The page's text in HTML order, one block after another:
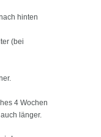
hinten
(bei
4 Wochen
länger.